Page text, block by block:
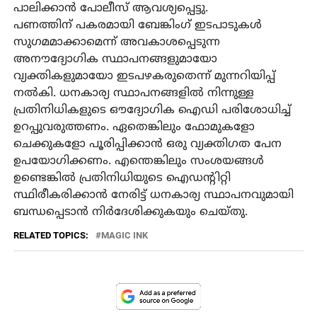
പാലിക്കാൻ പോലീസ് ആവശ്യപ്പെട്ടു.
പണത്തിന് പകരമായി ബേങ്കിംഗ് ഇടപാടുകൾ
സുഗമമാക്കാമെന്ന് അവകാശപ്പെടുന്ന
അനൗദ്യോഗിക സ്ഥാപനങ്ങളുമായോ
വ്യക്തികളുമായോ ഇടപഴകരുതെന്ന് മുന്നറിയിപ്പ്
നൽകി. ധനകാര്യ സ്ഥാപനങ്ങളിൽ നിന്നുള്ള
പ്രതിനിധികളുടെ ഔദ്യോഗിക ഐഡി പരിശോധിച്ച്
ഉറപ്പുവരുത്തണം. ഏതെങ്കിലും ഫോമുകളോ
ചെക്കുകളോ പൂരിപ്പിക്കാൻ ഒരു വ്യക്തിഗത പേന
ഉപയോഗിക്കണം. എന്തെങ്കിലും സംശയങ്ങൾ
ഉണ്ടെങ്കിൽ പ്രതിനിധിയുടെ ഐഡന്റിറ്റി
സ്ഥിരീകരിക്കാൻ നേരിട്ട് ധനകാര്യ സ്ഥാപനവുമായി
ബന്ധപ്പെടാൻ നിർദേശിക്കുകയും ചെയ്തു.
RELATED TOPICS: MAGIC INK